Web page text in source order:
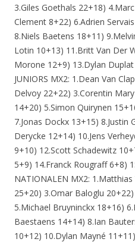
3.Giles Goethals 22+18)
Clement 8+22) 6.Adrien
8.Niels Baetens 18+11)
Lotin 10+13) 11.Britt Van Der
Morone 12+9) 13.Dylan
JUNIORS MX2: 1.Dean Van
Delvoy 22+22) 3.Corentin
14+20) 5.Simon Quirynen
7.Jonas Dockx 13+15) 8.Justin
Derycke 12+14) 10.Jens
9+10) 12.Scott Schadewitz
5+9) 14.Franck Rougraff 6+8)
NATIONALEN MX2:
25+20) 3.Omar Baloglu
5.Michael Bruyninckx 18+16)
Baestaens 14+14) 8.Ian
10+12) 10.Dylan Mayné